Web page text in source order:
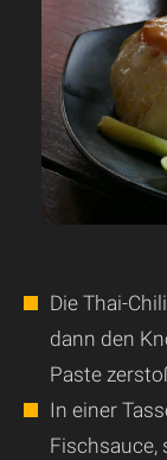
Die Thai-
dann den
Paste
In einer
Fischsauce,